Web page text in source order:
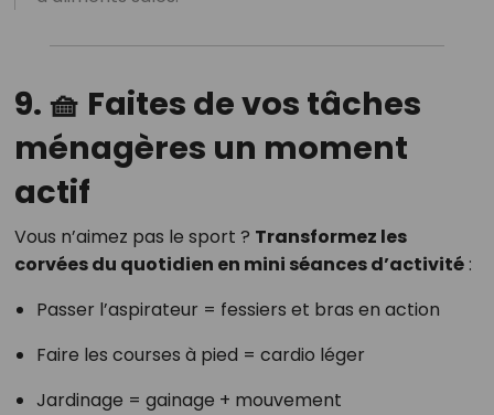
9. 🧺 Faites de vos tâches
ménagères un moment
actif
Vous n’aimez pas le sport ? Transformez les
corvées du quotidien en mini séances d’activité:
Passer l’aspirateur = fessiers et bras en action
Faire les courses à pied = cardio léger
Jardinage = gainage + mouvement